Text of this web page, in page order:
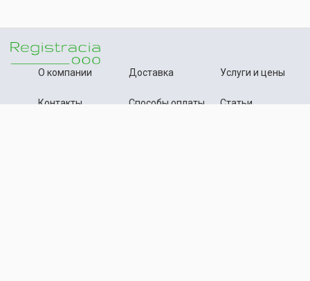
О компании
Контакты
Доставка
Способы оплаты
Услуги и цены
Статьи